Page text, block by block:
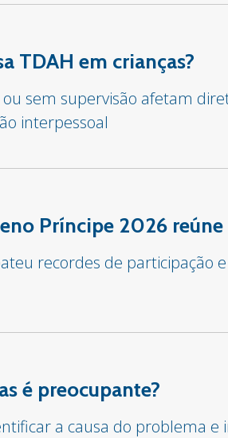
TDAH em crianças?
sem supervisão afetam
interpessoal
Príncipe 2026
recordes de participação
é preocupante?
a causa do problema